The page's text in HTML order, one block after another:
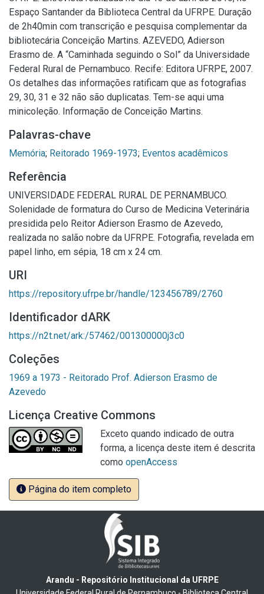
Espaço Santander da Biblioteca Central da UFRPE. Duração
de 2h40min com transcrição e pesquisa complementar da
bibliotecária Conceição Martins. AZEVEDO, Adierson
Erasmo de. A “Caminhada seguindo o Sol” da Universidade
Federal Rural de Pernambuco. Recife: Editora UFRPE, 2007.
Os detalhes das informações ratificam que as fotografias
29, 30, 31 e 32 não são duplicatas. Tem-se aqui uma
minicoleção. Informação de Conceição Martins.
Palavras-chave
Memória; Reitorado 1969-1973; Eventos acadêmicos
Referência
UNIVERSIDADE FEDERAL RURAL DE PERNAMBUCO.
Solenidade de formatura do Curso de Medicina Veterinária
presidida pelo Reitor Adierson Erasmo de Azevedo,
realizada no salão nobre da UFRPE. Fotografia, revelada em
papel linho, em sépia, 18 cm x 24 cm.
URI
https://repository.ufrpe.br/handle/123456789/2760
Identificador dARK
https://n2t.net/ark:/57462/001300000j3c0
Coleções
1969 a 1973 - Reitorado Prof. Adierson Erasmo de
Azevedo
Licença Creative Commons
Exceto quando indicado de outra
forma, a licença deste item é descrita
como openAccess
Página do item completo
Arandu - Repositório Institucional da UFRPE